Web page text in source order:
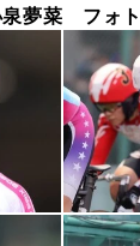
泉夢菜 フォ